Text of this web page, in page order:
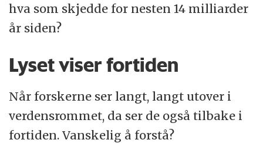
hva som skjedde for nesten 14 milliarder
år siden?
Lyset viser fortiden
Når forskerne ser langt, langt utover i
verdensrommet, da ser de også tilbake i
fortiden. Vanskelig å forstå?